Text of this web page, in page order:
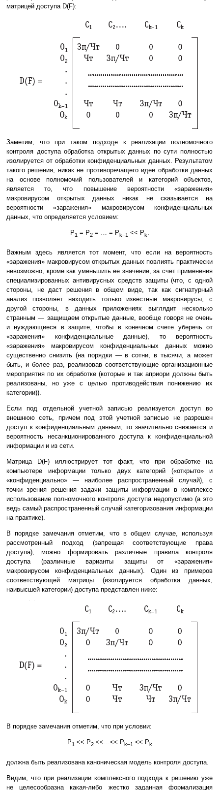
матрицей доступа D(F):
Заметим, что при таком подходе к реализации полномочного
контроля доступа обработка открытых данных по сути полностью
изолируется от обработки конфиденциальных данных. Результатом
такого решения, никак не противоречащего идее обработки данных
на основе полномочий пользователей и категорий объектов,
является то, что повышение вероятности «заражения»
макровирусом открытых данных никак не сказывается на
вероятности «заражения» макровирусом конфиденциальных
данных, что определяется условием:
P1 = P2= … = Pk–1 << Pk
Важным здесь является тот момент, что если на вероятность
«заражения» макровирусом открытых данных повлиять практически
невозможно, кроме как уменьшить ее значение, за счет применения
специализированных антивирусных средств защиты (что, с одной
стороны, не даст решения в общем виде, так как сигнатурный
анализ позволяет находить только известные макровирусы, с
другой стороны, в данных приложениях выглядит несколько
странным — защищаем открытые данные, вообще говоря не очень
и нуждающиеся в защите, чтобы в конечном счете уберечь от
«заражения» конфиденциальные данные), то вероятность
«заражения» макровирусом конфиденциальных данных можно
существенно снизить (на порядки — в сотни, в тысячи, а может
быть, и более раз, реализовав соответствующие организационные
мероприятия по их обработке (которые и так априори должны быть
реализованы, но уже с целью противодействия понижению их
категории)).
Если под отдельной учетной записью реализуется доступ во
внешнюю сеть, причем под этой учетной записью не разрешен
доступ к конфиденциальным данным, то значительно снижается и
вероятность несанкционированного доступа к конфиденциальной
информации и из сети.
Матрица D(F) иллюстрирует тот факт, что при обработке на
компьютере информации только двух категорий («открыто» и
«конфиденциально» — наиболее распространенный случай), с
точки зрения решения задачи защиты информации в комплексе
использование полномочного контроля доступа недопустимо (а это
ведь самый распространенный случай категоризования информации
на практике).
В порядке замечания отметим, что в общем случае, используя
рассмотренный подход (запрещая соответствующие права
доступа), можно формировать различные правила контроля
доступа (различные варианты защиты от «заражения»
макровирусом конфиденциальных данных). Один из примеров
соответствующей матрицы (изолируется обработка данных,
наивысшей категории) доступа представлен ниже:
В порядке замечания отметим, что при условии:
P1 << P2<<…<< Pk–1 << Pk
должна быть реализована каноническая модель контроля доступа.
Видим, что при реализации комплексного подхода к решению уже
не целесообразна какая-либо жестко заданная формализация